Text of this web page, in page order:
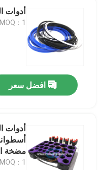
أدوات
MOQ：1 مجموعة
افضل سعر
أدوات
مضخة
MOQ：1 مجموعة